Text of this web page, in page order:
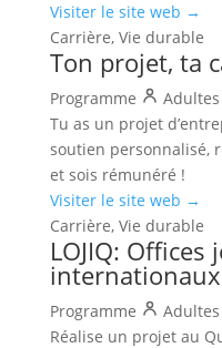
Visiter le site web →
Carrière, Vie durable
Ton projet, ta
Programme Adultes
Tu as un projet
soutien personnalisé,
et sois rémunéré !
Visiter le site web →
Carrière, Vie durable
LOJIQ: Offices
internationaux
Programme Adultes
Réalise un projet au